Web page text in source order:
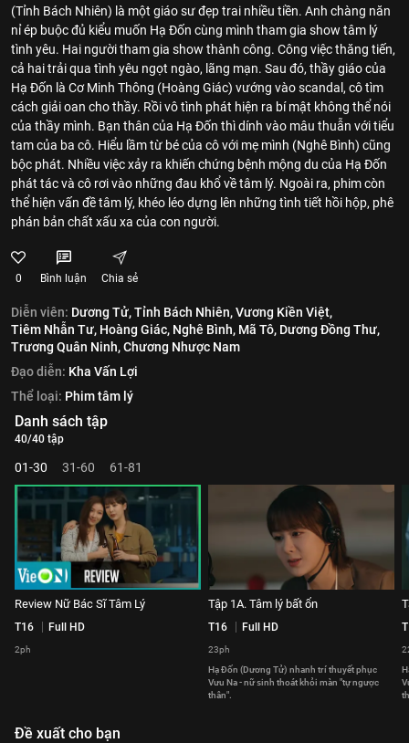
(Tỉnh Bách Nhiên) là một giáo sư đẹp trai nhiều tiền. Anh chàng năn
nỉ ép buộc đủ kiểu muốn Hạ Đốn cùng mình tham gia show tâm lý
tình yêu. Hai người tham gia show thành công. Công việc thăng tiến,
cả hai trải qua tình yêu ngọt ngào, lãng mạn. Sau đó, thầy giáo của
Hạ Đốn là Cơ Minh Thông (Hoàng Giác) vướng vào scandal, cô tìm
cách giải oan cho thầy. Rồi vô tình phát hiện ra bí mật không thể nói
của thầy mình. Bạn thân của Hạ Đốn thì dính vào mâu thuẫn với tiểu
tam của ba cô. Hiểu lầm từ bé của cô với mẹ mình (Nghê Bình) cũng
bộc phát. Nhiều việc xảy ra khiến chứng bệnh mộng du của Hạ Đốn
phát tác và cô rơi vào những đau khổ về tâm lý. Ngoài ra, phim còn
thể hiện vấn đề tâm lý, khéo léo dựng lên những tình tiết hồi hộp, phê
phán bản chất xấu xa của con người.
0 Bình luận Chia sẻ
Diễn viên: Dương Tử,Tỉnh Bách Nhiên,Vương Kiền Việt,
Tiêm Nhẫn Tư, Hoàng Giác, Nghê Bình, Mã Tô, Dương Đồng Thư,
Trương Quân Ninh,Chương Nhược Nam
Đạo diễn: Kha Vấn Lợi
Thể loại: Phim tâm lý
Danh sách tập
40/40 tập
01-30 31-60 61-81
Review Nữ Bác Sĩ Tâm Lý
T16 Full HD
2ph
Tập 1A. Tâm lý bất ổn
T16 Full HD
23ph
Hạ Đốn (Dương Tử) nhanh trí thuyết phục
Vưu Na - nữ sinh thoát khỏi màn "tự ngược
thân".
Đề xuất cho bạn